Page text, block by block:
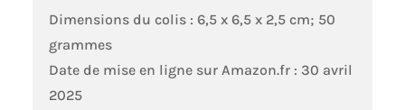
Dimensions du colis : 6,5 x 6,5 x 2,5 cm; 50
grammes
Date de mise en ligne sur Amazon.fr : 30 avril
2025